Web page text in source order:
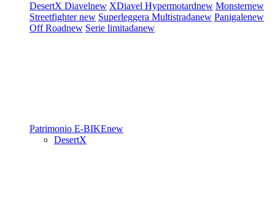
DesertX Diavelnew XDiavel Hypermotardnew Monsternew
Streetfighternew Superleggera Multistradanew Panigalenew
Off Roadnew Serie limitadanew
Patrimonio E-BIKEnew
DesertX